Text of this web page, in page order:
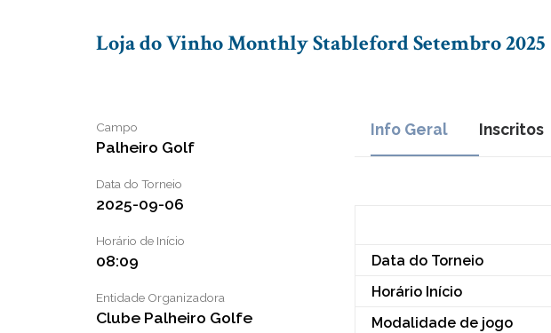
Loja do Vinho Monthly Stableford Setembro 2025
Campo
Palheiro Golf
Data do Torneio
2025-09-06
Horário de Início
08:09
Entidade Organizadora
Clube Palheiro Golfe
Info Geral Inscritos
Data do Torneio
Horário Início
Modalidade de jogo